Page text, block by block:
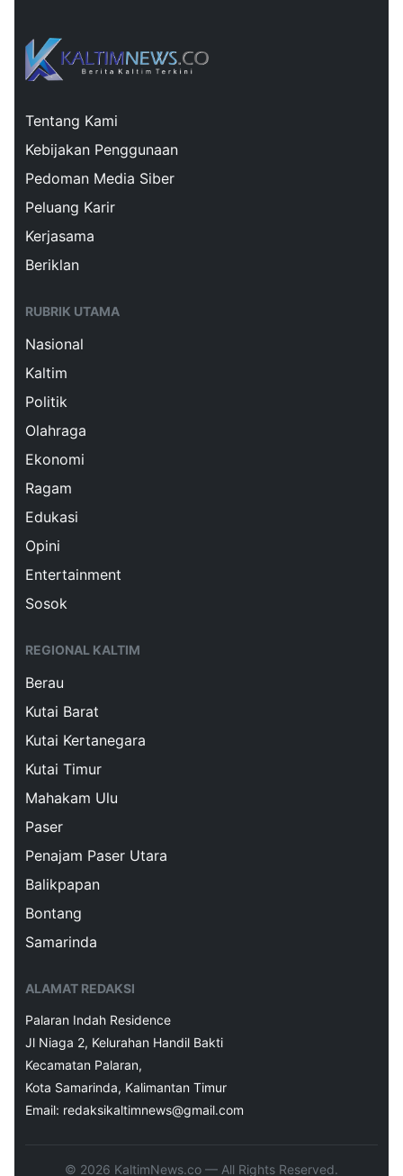
Tentang Kami
Kebijakan Penggunaan
Pedoman Media Siber
Peluang Karir
Kerjasama
Beriklan
RUBRIK UTAMA
Nasional
Kaltim
Politik
Olahraga
Ekonomi
Ragam
Edukasi
Opini
Entertainment
Sosok
REGIONAL KALTIM
Berau
Kutai Barat
Kutai Kertanegara
Kutai Timur
Mahakam Ulu
Paser
Penajam Paser Utara
Balikpapan
Bontang
Samarinda
ALAMAT REDAKSI
Palaran Indah Residence
Jl Niaga 2, Kelurahan Handil Bakti
Kecamatan Palaran,
Kota Samarinda, Kalimantan Timur
Email: redaksikaltimnews@gmail.com
© 2026 KaltimNews.co — All Rights Reserved.